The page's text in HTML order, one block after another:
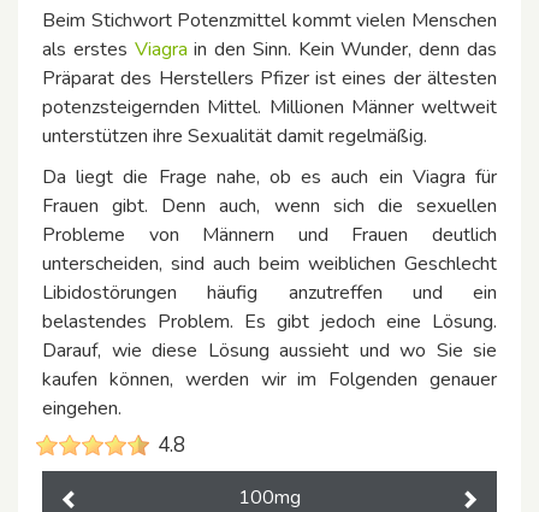
Beim Stichwort Potenzmittel kommt vielen Menschen
als erstes Viagra in den Sinn. Kein Wunder, denn das
Präparat des Herstellers Pfizer ist eines der ältesten
potenzsteigernden Mittel. Millionen Männer weltweit
unterstützen ihre Sexualität damit regelmäßig.
Da liegt die Frage nahe, ob es auch ein Viagra für
Frauen gibt. Denn auch, wenn sich die sexuellen
Probleme von Männern und Frauen deutlich
unterscheiden, sind auch beim weiblichen Geschlecht
Libidostörungen häufig anzutreffen und ein
belastendes Problem. Es gibt jedoch eine Lösung.
Darauf, wie diese Lösung aussieht und wo Sie sie
kaufen können, werden wir im Folgenden genauer
eingehen.
4.8
100mg